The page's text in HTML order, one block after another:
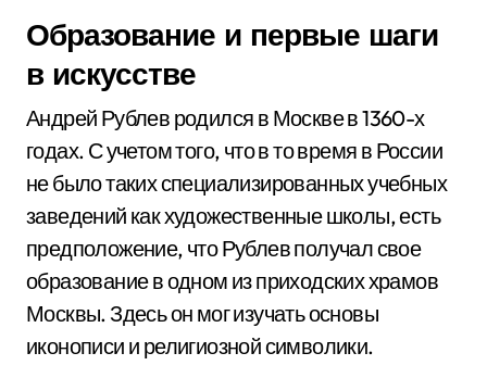
Образование и первые шаги
в искусстве
Андрей Рублев родился в Москве в 1360-х
годах. С учетом того, что в то время в России
не было таких специализированных учебных
заведений как художественные школы, есть
предположение, что Рублев получал свое
образование в одном из приходских храмов
Москвы. Здесь он мог изучать основы
иконописи и религиозной символики.